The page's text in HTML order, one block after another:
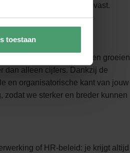
toestaan
maar je zit nergens aan vast.
digitalisering en
behoeften. Onze diensten
dan alleen cijfers. Dankzij de
en organisatorische kant van jouw
zodat we sterker en breder kunnen
of HR-beleid: je krijgt altijd